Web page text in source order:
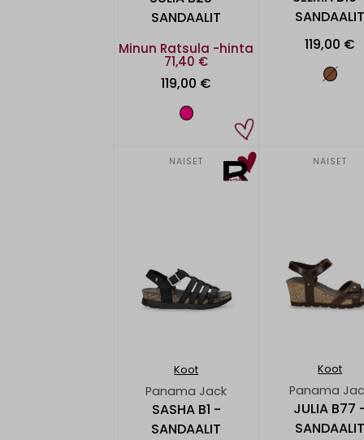
SANDAALIT
Minun Ratsula -hinta
71,40 €
119,00 €
119,00 €
NAISET
Koot
Panama Jack
SASHA B1 -
SANDAALIT
NAISET
Koot
Panama
JULIA B77